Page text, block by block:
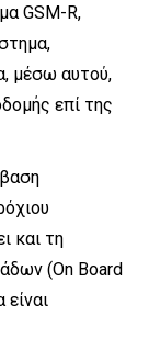
GSM-R,
μέσω αυτού,
επί της
και τη
(On Board